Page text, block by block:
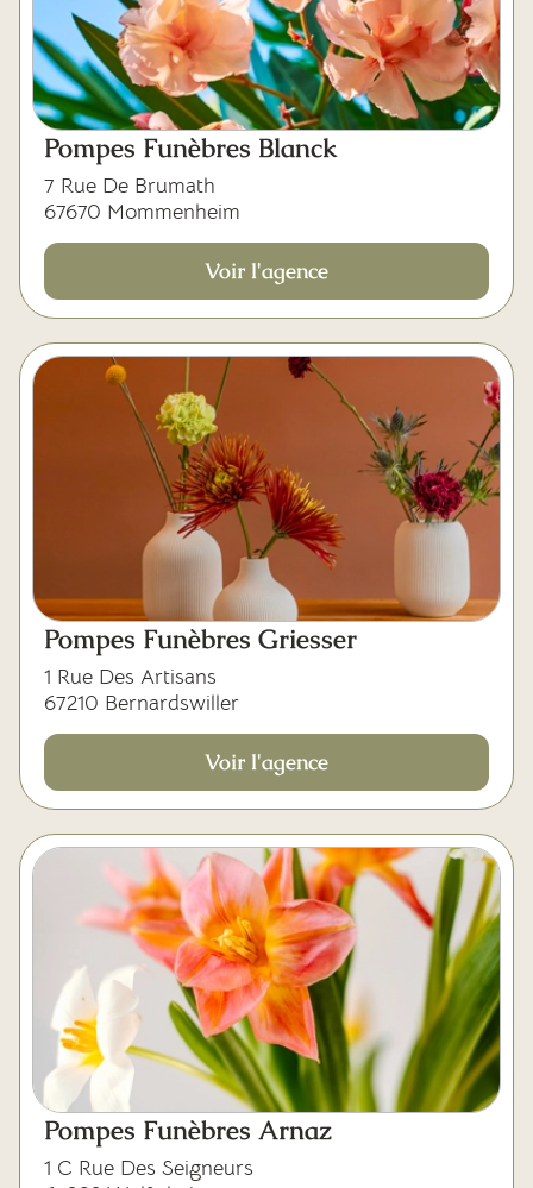
Pompes Funèbres Blanck
7 Rue De Brumath
67670 Mommenheim
Voir l'agence
Pompes Funèbres Griesser
1 Rue Des Artisans
67210 Bernardswiller
Voir l'agence
Pompes Funèbres Arnaz
1 C Rue Des Seigneurs